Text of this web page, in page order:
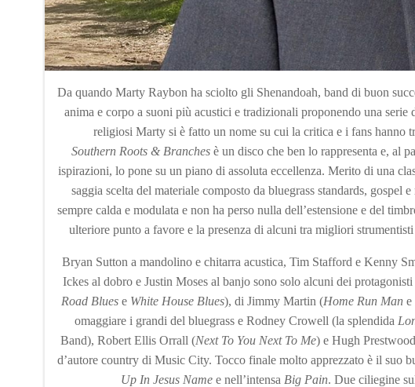
Da quando Marty Raybon ha sciolto gli Shenandoah, band di buon
anima e corpo a suoni più acustici e tradizionali proponendo una
religiosi Marty si è fatto un nome su cui la critica e i fans hanno
Southern Roots & Branches è un disco che ben lo rappresenta e, al
ispirazioni, lo pone su un piano di assoluta eccellenza. Merito di una
saggia scelta del materiale composto da bluegrass standards,
sempre calda e modulata e non ha perso nulla dell’estensione e del
ulteriore punto a favore e la presenza di alcuni tra migliori
Bryan Sutton a mandolino e chitarra acustica, Tim Stafford e Kenny
Ickes al dobro e Justin Moses al banjo sono solo alcuni dei
Road Blues e White House Blues), di Jimmy Martin (Home Run Man e
omaggiare i grandi del bluegrass e Rodney Crowell (la splendida
Band), Robert Ellis Orrall (Next To You Next To Me) e Hugh
d’autore country di Music City. Tocco finale molto apprezzato è il suo
Up In Jesus Namee nell’intensa Big Pain. Due ciliegine